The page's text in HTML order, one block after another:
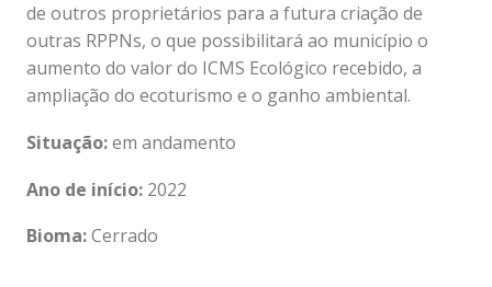
de outros proprietários para a futura criação de
outras RPPNs, o que possibilitará ao município o
aumento do valor do ICMS Ecológico recebido, a
ampliação do ecoturismo e o ganho ambiental.
Situação:em andamento
Ano de início: 2022
Bioma:Cerrado